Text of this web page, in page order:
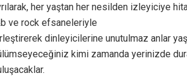
her yaştan her nesilden izleyiciye
ve rock efsaneleriyle
dinleyicilerine unutulmaz anlar
kimi zamanda yerinizde